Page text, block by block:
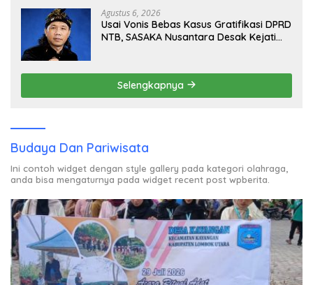
Agustus 6, 2026
Usai Vonis Bebas Kasus Gratifikasi DPRD
NTB, SASAKA Nusantara Desak Kejati
Selengkapnya
Budaya Dan Pariwisata
Ini contoh widget dengan style gallery pada kategori olahraga,
anda bisa mengaturnya pada widget recent post wpberita.